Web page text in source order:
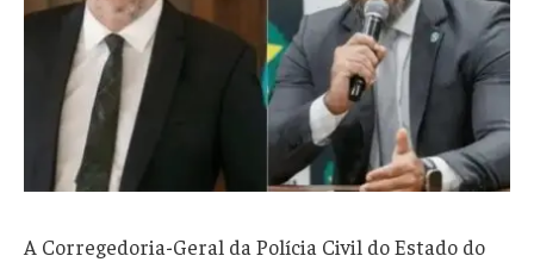
A Corregedoria-Geral da Polícia Civil do Estado do